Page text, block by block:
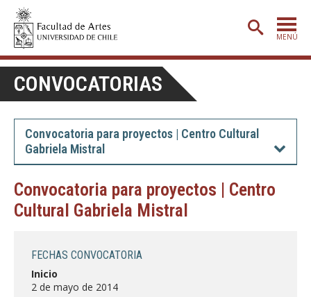
MENÚ
PORTADA
ADMISIÓN
ETAPA BÁSICA
EXTENSIÓN
BIBLIOTECA
DEPARTAMENTOS
CONVOCATORIAS
Convocatoria para proyectos | Centro Cultural
Gabriela Mistral
Convocatoria para proyectos | Centro
Cultural Gabriela Mistral
FECHAS CONVOCATORIA
Inicio
2 de mayo de 2014